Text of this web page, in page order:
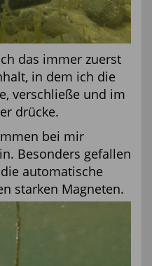
das immer zuerst
in dem ich die
verschließe und im
drücke.
bei mir
Besonders gefallen
automatische
starken Magneten.